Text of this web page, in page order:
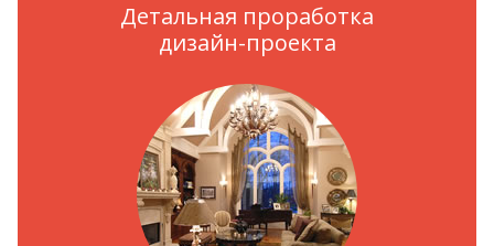
Детальная проработка
дизайн-проекта